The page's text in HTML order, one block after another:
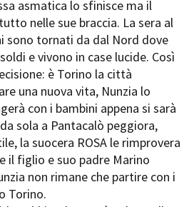
Nastri d’Argento
Premio Solinas
STRUMENTI
Location - Accedi al tuo
profilo
Location - Nuovo utente
Newsletter
Lavora con noi
Stage - Tirocini - Scuola e
Lavoro
asmatica lo sfinisce ma il
nelle sue braccia. La sera al
sono tornati da dal Nord dove
e vivono in case lucide. Così
è Torino la città
una nuova vita, Nunzia lo
con i bambini appena si sarà
sola a Pantacalò peggiora,
la suocera ROSA le rimprovera
il figlio e suo padre Marino
non rimane che partire con i
Torino.